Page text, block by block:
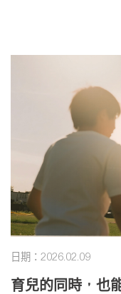
日期：2026.02.09
育兒的同時，也